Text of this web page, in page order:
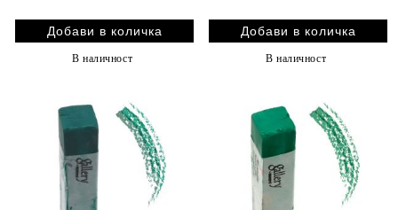
В наличност В наличност